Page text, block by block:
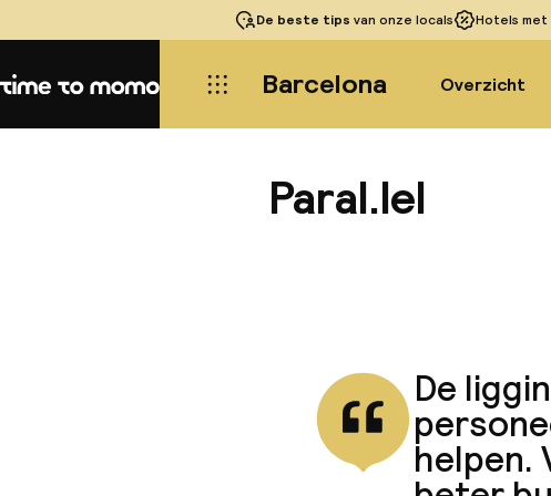
De beste tips van onze locals Hotels met
Home Barcelona Overzicht
Paral.lel
De
helpen.